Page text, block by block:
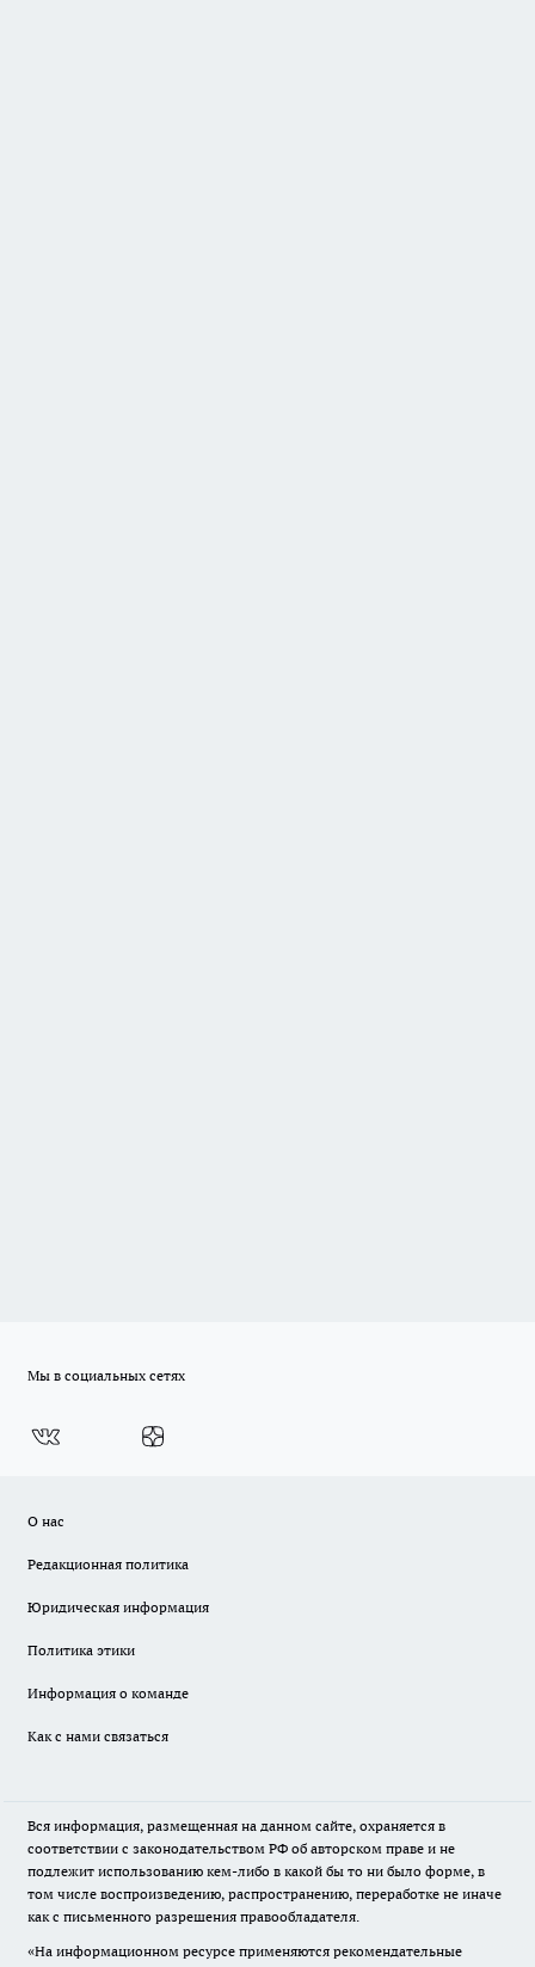
Мы в социальных сетях
О нас
Редакционная политика
Юридическая информация
Политика этики
Информация о команде
Как с нами связаться
Вся информация, размещенная на данном сайте, охраняется в
соответствии с законодательством РФ об авторском праве и не
подлежит использованию кем-либо в какой бы то ни было форме, в
том числе воспроизведению, распространению, переработке не иначе
как с письменного разрешения правообладателя.
«На информационном ресурсе применяются рекомендательные